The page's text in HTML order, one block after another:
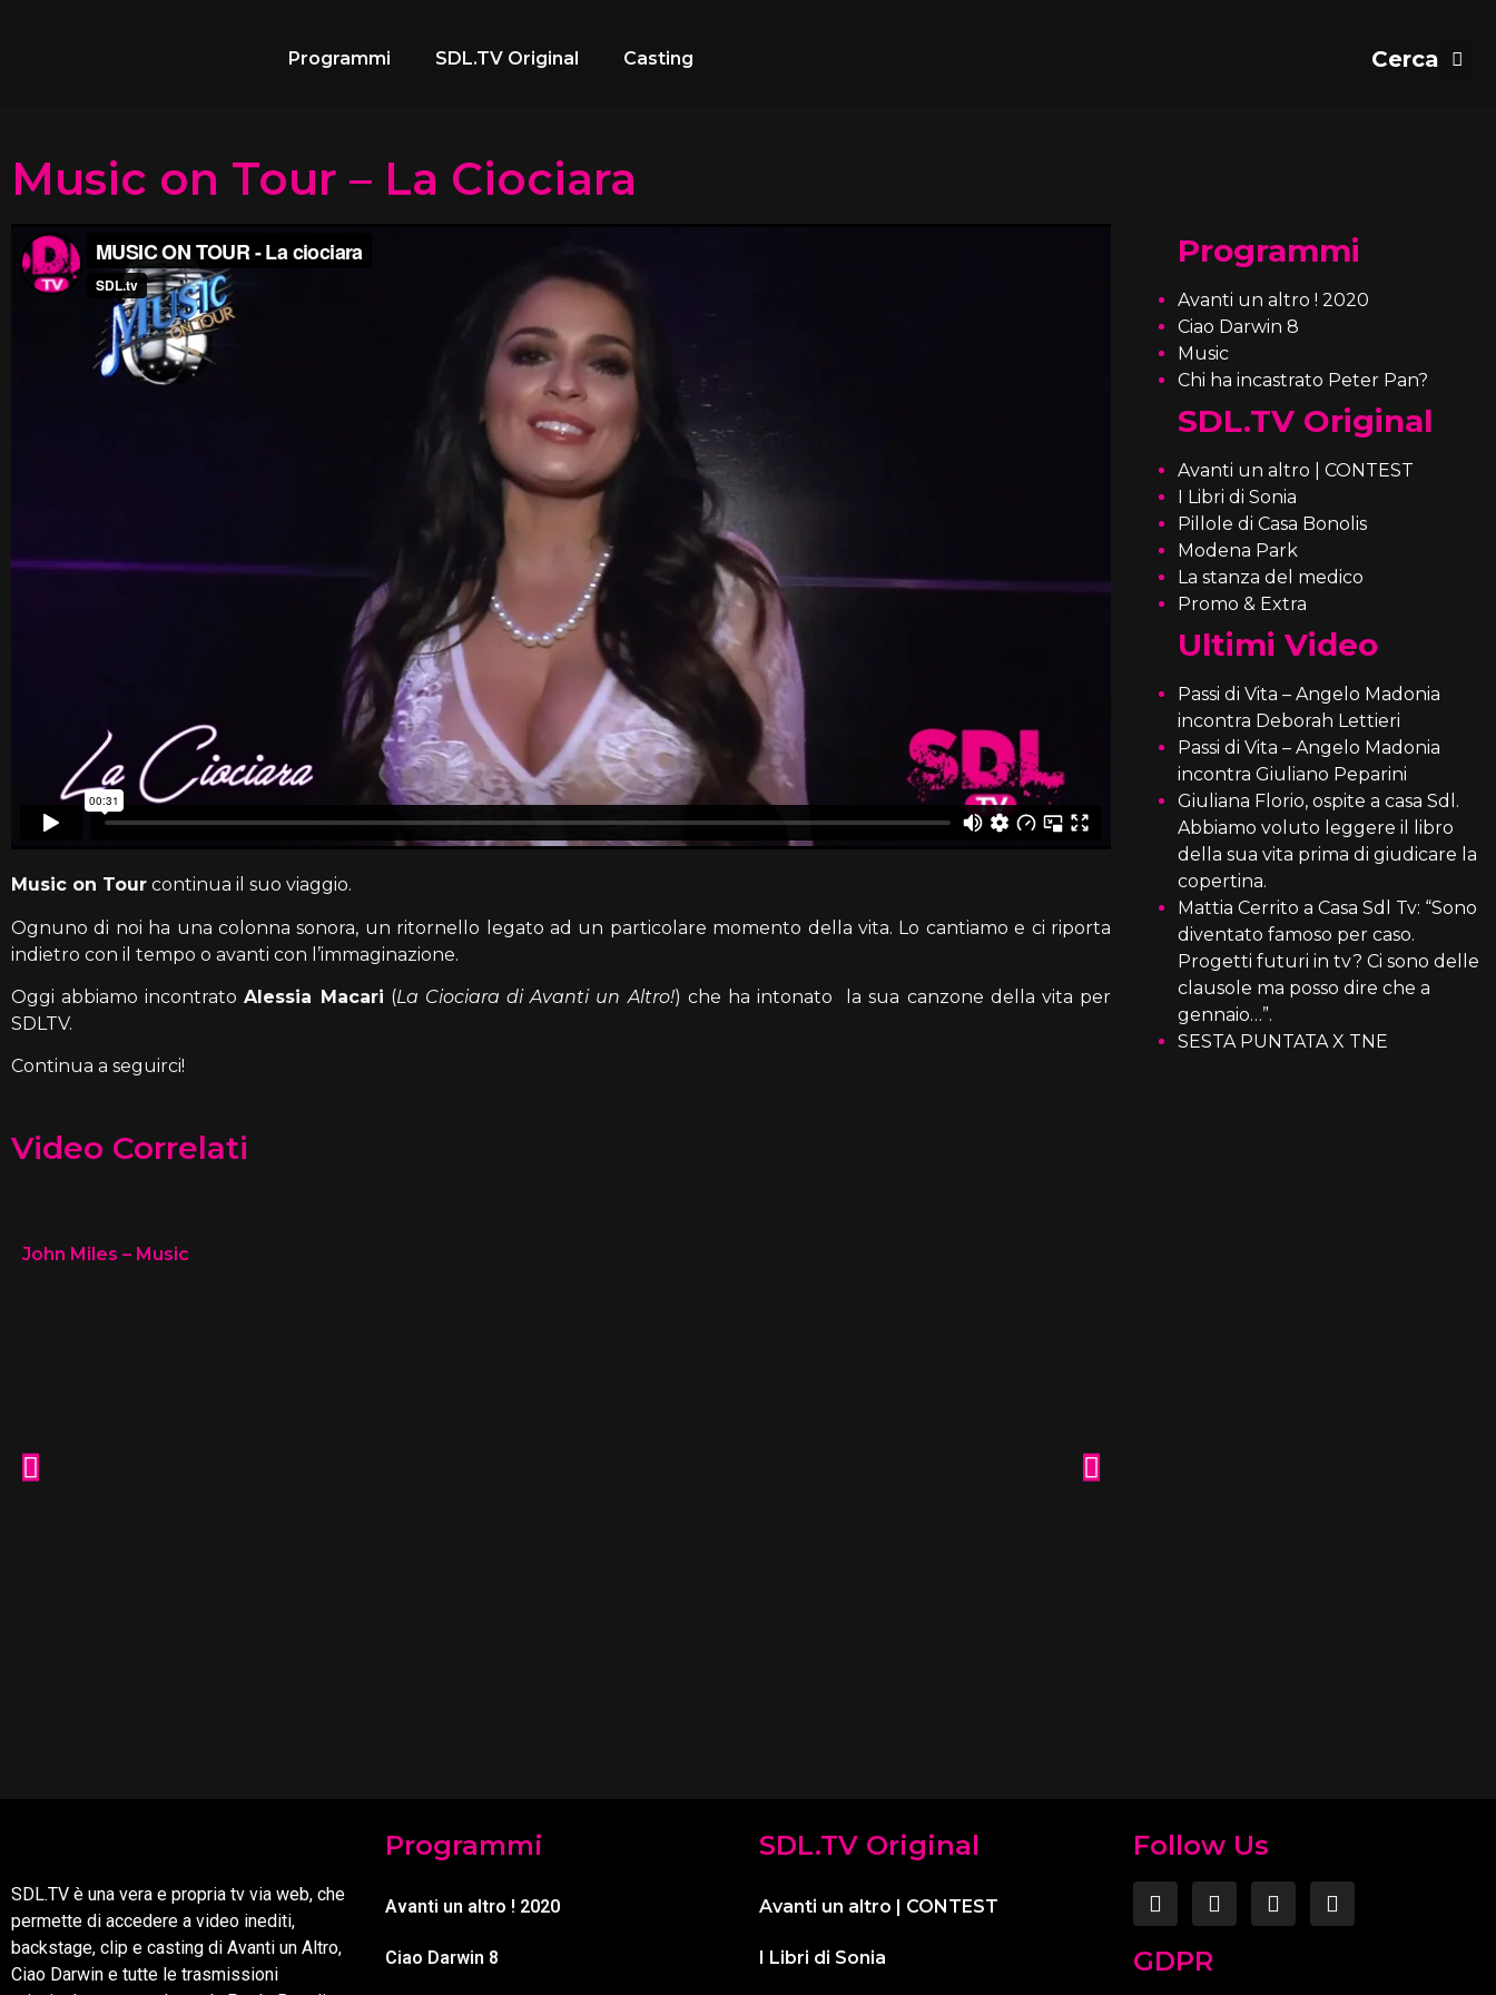
Programmi SDL.TV Original Casting
Music on Tour – La Ciociara
Music on Tour continua il suo viaggio.
Ognuno di noi ha una colonna sonora, un ritornello legato ad un particolare momento della vita. Lo cantiamo e ci riporta
indietro con il tempo o avanti con l’immaginazione.
Oggi abbiamo incontratoAlessia Macari (La Ciociara di Avanti un Altro!) che ha intonato la sua canzone della vita per
SDLTV.
Continua a seguirci!
Video Correlati
John Miles – Music
Programmi
Avanti un altro ! 2020
Ciao Darwin 8
Music
Chi ha incastrato Peter Pan?
SDL.TV Original
Avanti un altro | CONTEST
I Libri di Sonia
Pillole di Casa Bonolis
Modena Park
La stanza del medico
Promo & Extra
Ultimi Video
Passi di Vita – Angelo Madonia
incontra Deborah Lettieri
Passi di Vita – Angelo Madonia
incontra Giuliano Peparini
Giuliana Florio, ospite a casa Sdl.
Abbiamo voluto leggere il libro
della sua vita prima di giudicare la
copertina.
Mattia Cerrito a Casa Sdl Tv: “Sono
diventato famoso per caso.
Progetti futuri in tv? Ci sono delle
clausole ma posso dire che a
gennaio…”.
SESTA PUNTATA X TNE
SDL.TV è una vera e propria tv via web, che
permette di accedere a video inediti,
backstage, clip e casting di Avanti un Altro,
Ciao Darwin e tutte le trasmissioni
Programmi
Avanti un altro ! 2020
Ciao Darwin 8
SDL.TV Original
Avanti un altro | CONTEST
I Libri di Sonia
Follow Us
GDPR